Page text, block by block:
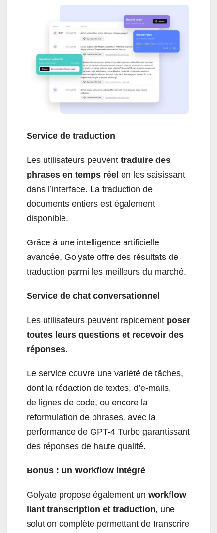
Service de traduction
Les utilisateurs peuvent traduire des
phrases en temps réel en les saisissant
dans l’interface. La traduction de
documents entiers est également
disponible.
Grâce à une intelligence artificielle
avancée, Golyate offre des résultats de
traduction parmi les meilleurs du marché.
Service de chat conversationnel
Les utilisateurs peuvent rapidement poser
toutes leurs questions et recevoir des
réponses.
Le service couvre une variété de tâches,
dont la rédaction de textes, d’e-mails,
de lignes de code, ou encore la
reformulation de phrases, avec la
performance de GPT-4 Turbo garantissant
des réponses de haute qualité.
Bonus : un Workflow intégré
Golyate propose également un workflow
liant transcription et traduction, une
solution complète permettant de transcrire